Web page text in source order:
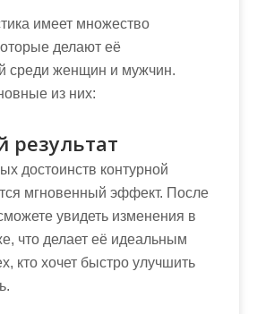
имеет множество
делают её
среди женщин и мужчин.
из них:
результат
достоинств контурной
мгновенный эффект. После
увидеть изменения в
что делает её идеальным
кто хочет быстро улучшить